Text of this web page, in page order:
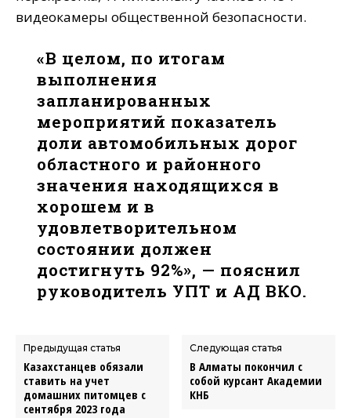
видеокамеры общественной безопасности.
«В целом, по итогам
выполнения
запланированных
мероприятий показатель
доли автомобильных дорог
областного и районного
значения находящихся в
хорошем и в
удовлетворительном
состоянии должен
достигнуть 92%», — пояснил
руководитель УПТ и АД ВКО.
Предыдущая статья
Казахстанцев обязали
ставить на учет
домашних питомцев с
сентября 2023 года
Следующая статья
В Алматы покончил с
собой курсант Академии
КНБ